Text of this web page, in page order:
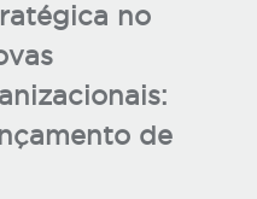
no
de